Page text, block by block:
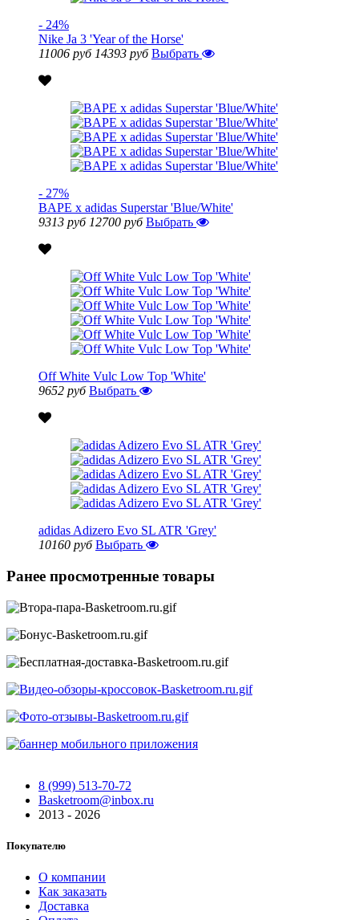
- 24%
Nike Ja 3 'Year of the Horse'
11006 руб 14393 руб Выбрать
- 27%
BAPE x adidas Superstar 'Blue/White'
9313 руб 12700 руб Выбрать
Off White Vulc Low Top 'White'
9652 руб Выбрать
adidas Adizero Evo SL ATR 'Grey'
10160 руб Выбрать
Ранее просмотренные товары
8 (999) 513-70-72
Basketroom@inbox.ru
2013 - 2026
Покупателю
О компании
Как заказать
Доставка